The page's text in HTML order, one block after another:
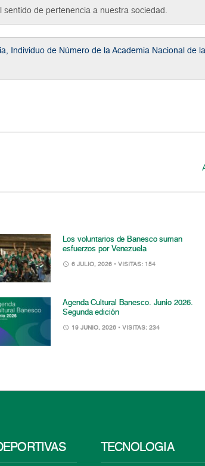
de pertenencia a nuestra sociedad.
Individuo de Número de la Academia Nacional de
Los voluntarios de Banesco suman
esfuerzos por Venezuela
6 JULIO, 2026 • VISITAS: 154
Agenda Cultural Banesco. Junio 2026.
Segunda edición
19 JUNIO, 2026 • VISITAS: 234
TECNOLOGÍA